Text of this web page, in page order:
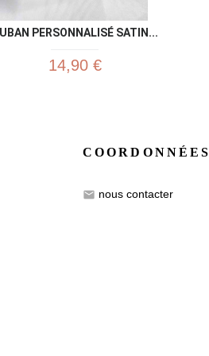
PERSONNALISÉ SATIN...
14,90 €
COORDONNÉES
email nous contacter